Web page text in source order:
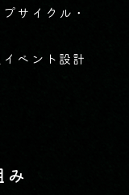
サイクル・
ベント設計
み